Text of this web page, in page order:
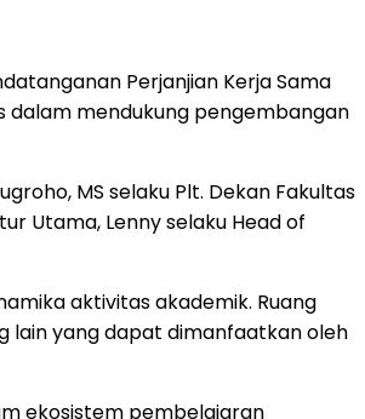
Perjanjian Kerja Sama
dalam mendukung pengembangan
MS selaku Plt. Dekan Fakultas
Utama, Lenny selaku Head of
aktivitas akademik. Ruang
lain yang dapat dimanfaatkan oleh
ekosistem pembelajaran